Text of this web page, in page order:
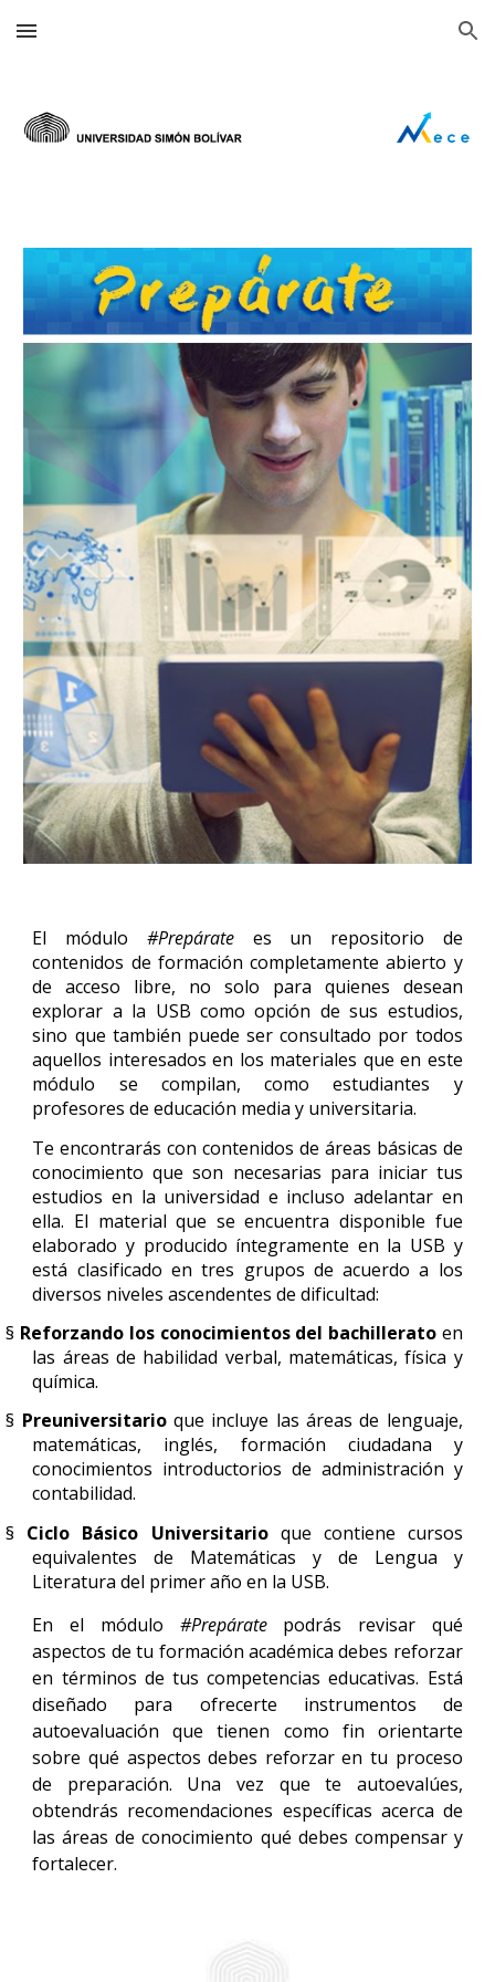
Skip to main content Skip to navigation
El módulo #Prepáratees un repositorio de
contenidos de formación completamente abierto y
de acceso libre, no solo para quienes desean
explorar a la USB como opción de sus estudios,
sino que también puede ser consultado por todos
aquellos interesados en los materiales que en este
módulo se compilan, como estudiantes y
profesores de educación media y universitaria.
Te encontrarás con contenidos de áreas básicas de
conocimiento que son necesarias para iniciar tus
estudios en la universidad e incluso adelantar en
ella. El material que se encuentra disponible fue
elaborado y producido íntegramente en la USB y
está clasificado en tres grupos de acuerdo a los
diversos niveles ascendentes de dificultad:
§ Reforzando los conocimientos del bachillerato en
las áreas de habilidad verbal, matemáticas, física y
química.
§ Preuniversitarioque incluye las áreas de lenguaje,
matemáticas, inglés, formación ciudadana y
conocimientos introductorios de administración y
contabilidad.
§ Ciclo Básico Universitario que contiene cursos
equivalentes de Matemáticas y de Lengua y
Literatura del primer año en la USB.
En el módulo #Prepáratepodrás revisar qué
aspectos de tu formación académica debes reforzar
en términos de tus competencias educativas. Está
diseñado para ofrecerte instrumentos de
autoevaluación que tienen como fin orientarte
sobre qué aspectos debes reforzar en tu proceso
de preparación. Una vez que te autoevalúes,
obtendrás recomendaciones específicas acerca de
las áreas de conocimiento qué debes compensar y
fortalecer.